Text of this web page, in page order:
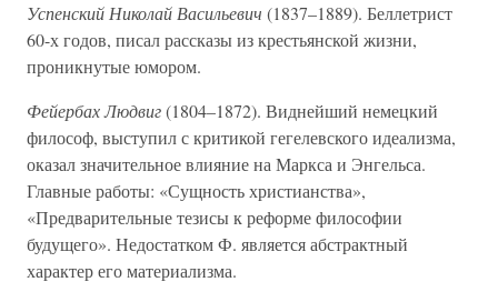
Успенский Николай Васильевич (1837–1889). Беллетрист
60-х годов, писал рассказы из крестьянской жизни,
проникнутые юмором.
Фейербах Людвиг(1804–1872). Виднейший немецкий
философ, выступил с критикой гегелевского идеализма,
оказал значительное влияние на Маркса и Энгельса.
Главные работы: «Сущность христианства»,
«Предварительные тезисы к реформе философии
будущего». Недостатком Ф. является абстрактный
характер его материализма.